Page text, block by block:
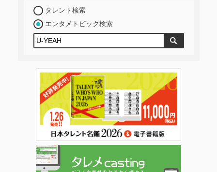
タレント検索
エンタメトピック検索